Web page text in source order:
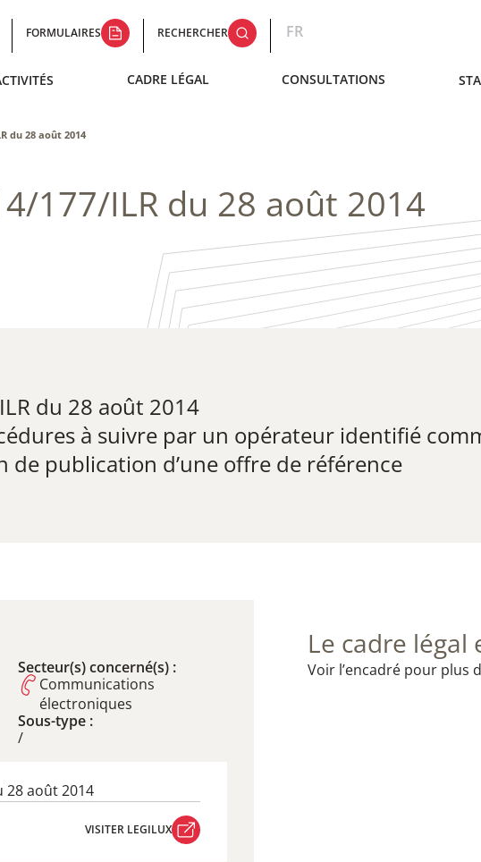
FORMULAIRES RECHERCHER FR
CADRE LÉGAL CONSULTATIONS
du 28 août 2014
177/ILR du 28 août 2014
du 28 août 2014
à suivre par un opérateur identifié
de publication d’une offre de référence
Secteur(s) concerné(s) :
Communications
électroniques
Sous-type :
/
28 août 2014
VISITER LEGILUX
Le cadre légal
Voir l’encadré pour plus